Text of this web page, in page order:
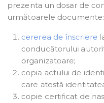
prezenta un dosar de
următoarele documente:
cererea de înscriere
conducătorului
organizatoare;
copia actului de
care atestă
copie certificat de